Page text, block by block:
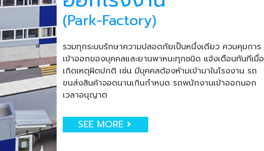
(Park-Factory)
รวมทุกระบบรักษาความปลอดภัยเป็นหนึ่งเดียว ควบคุมการ
เข้าออกของบุคคลและยานพาหนะทุกชนิด แจ้งเตือนทันทีเมื่อ
เกิดเหตุผิดปกติ เช่น มีบุคคลต้องห้ามเข้ามาในโรงงาน รถ
ขนส่งสินค้าจอดนานเกินกำหนด รถพนักงานเข้าออกนอก
เวลาอนุญาต
SEE MORE